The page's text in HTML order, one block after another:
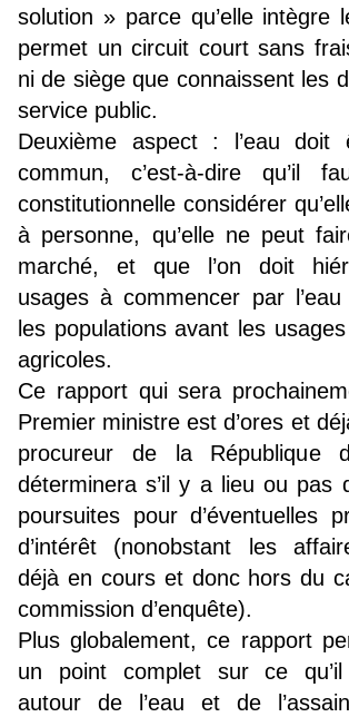
solution » parce qu’elle intègre
permet un circuit court sans
ni de siège que connaissent les
service public.
Deuxième aspect : l’eau doit
commun, c’est-à-dire qu’il
constitutionnelle considérer
à personne, qu’elle ne peut
marché, et que l’on doit
usages à commencer par
les populations avant les
agricoles.
Ce rapport qui sera
Premier ministre est d’ores et
procureur de la République
déterminera s’il y a lieu ou pas
poursuites pour d’éventuelles
d’intérêt (nonobstant les
déjà en cours et donc hors du
commission d’enquête).
Plus globalement, ce rapport
un point complet sur ce qu’il
autour de l’eau et de